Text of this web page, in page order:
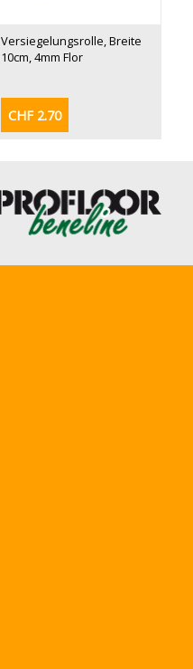
Versiegelungsrolle, Breite
10cm, 4mm Flor
CHF 2.70